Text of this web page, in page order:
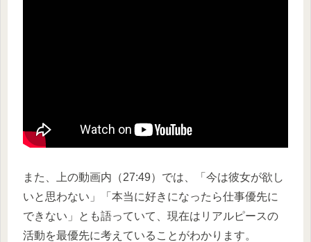
また、上の動画内（27:49）では、「今は彼女が欲し
いと思わない」「本当に好きになったら仕事優先に
できない」とも語っていて、現在はリアルピースの
活動を最優先に考えていることがわかります。